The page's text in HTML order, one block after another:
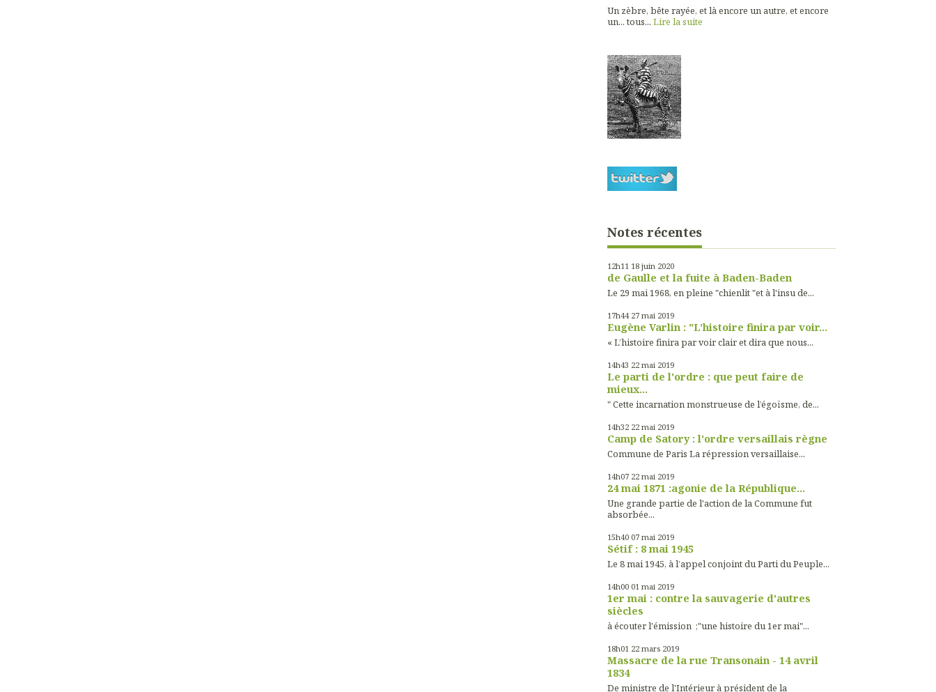
Un zèbre, bête rayée, et là encore un autre, et encore
un... tous... Lire la suite
Notes récentes
12h11 18 juin 2020
de Gaulle et la fuite à Baden-Baden
Le 29 mai 1968, en pleine "chienlit "et à l'insu de...
17h44 27 mai 2019
Eugène Varlin : "L’histoire finira par voir...
« L’histoire finira par voir clair et dira que nous...
14h43 22 mai 2019
Le parti de l'ordre : que peut faire de
mieux...
" Cette incarnation monstrueuse de l’égoïsme, de...
14h32 22 mai 2019
Camp de Satory : l'ordre versaillais règne
Commune de Paris La répression versaillaise...
14h07 22 mai 2019
24 mai 1871 :agonie de la République...
Une grande partie de l'action de la Commune fut
absorbée...
15h40 07 mai 2019
Sétif : 8 mai 1945
Le 8 mai 1945, à l’appel conjoint du Parti du Peuple...
14h00 01 mai 2019
1er mai : contre la sauvagerie d'autres
siècles
à écouter l'émission ;"une histoire du 1er mai"...
18h01 22 mars 2019
Massacre de la rue Transonain - 14 avril
1834
De ministre de l'Intérieur à président de la